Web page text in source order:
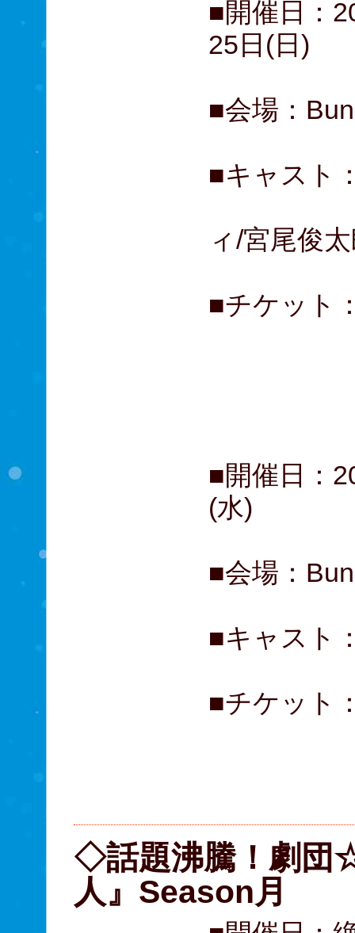
■開催日：
25日(日)
■会場：
■キャスト
ィ/宮尾俊
■チケット
■開催日：
(水)
■会場：
■キャスト
■チケット
◇話題沸騰！劇団
人』Season月